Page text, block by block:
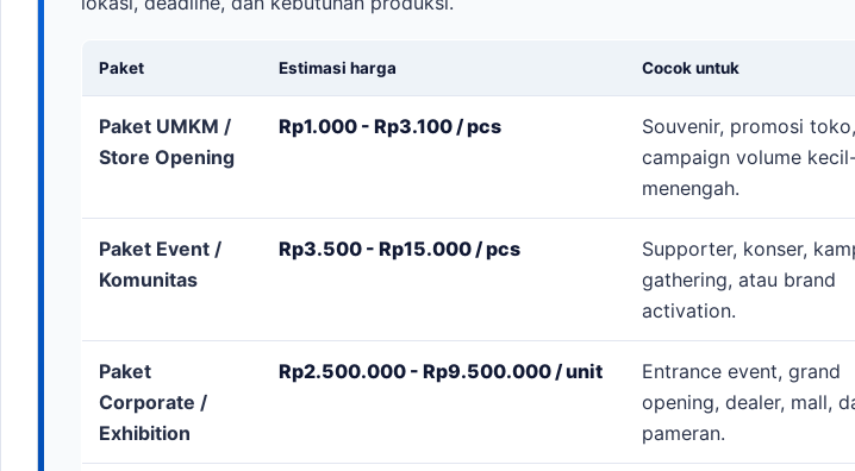
Paket Estimasi harga Cocok untuk
Paket UMKM /
Store Opening
Rp1.000 - Rp3.100 / pcs
Souvenir, promosi
campaign volume
menengah.
Paket Event /
Komunitas
Rp3.500 - Rp15.000 / pcs
Supporter, konser,
gathering, atau brand
activation.
Paket
Corporate /
Exhibition
Rp2.500.000 - Rp9.500.000 / unit
Entrance event, grand
opening, dealer, mall,
pameran.